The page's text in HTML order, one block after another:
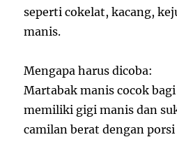
seperti cokelat, kacang,
manis.
Mengapa harus dicoba:
Martabak manis cocok
memiliki gigi manis dan
camilan berat dengan porsi